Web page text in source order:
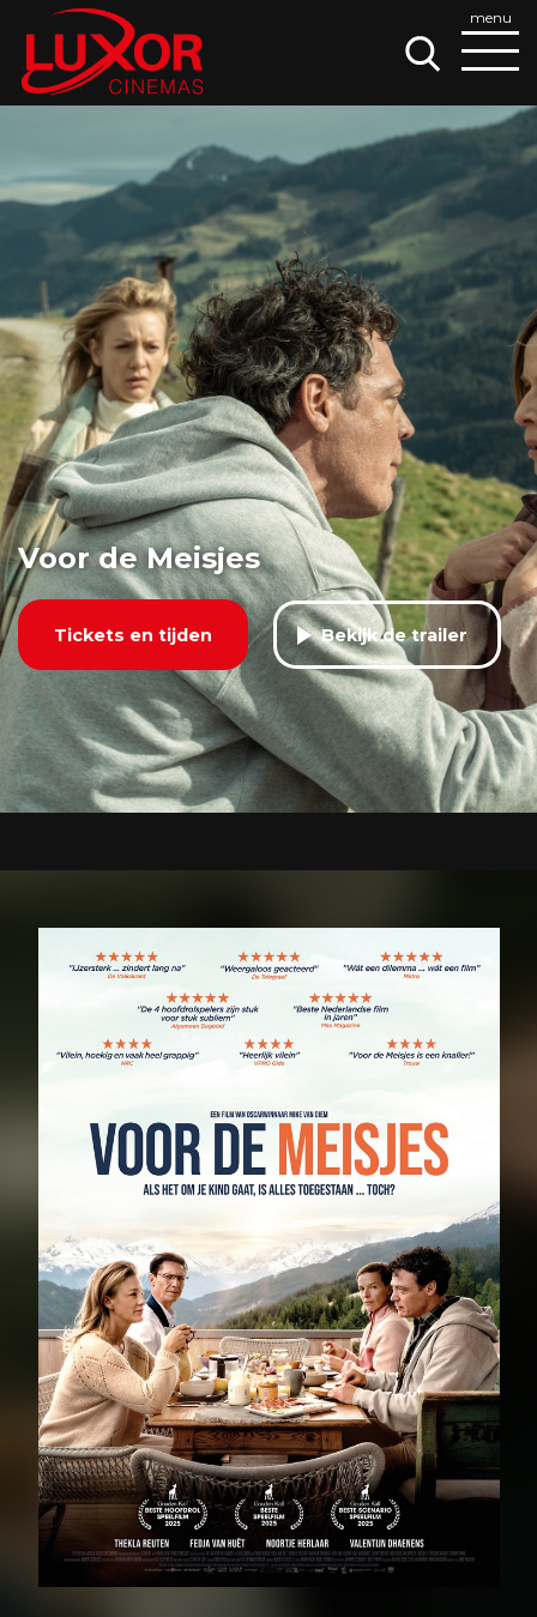
Voor de Meisjes
Tickets en tijden Bekijk de trailer